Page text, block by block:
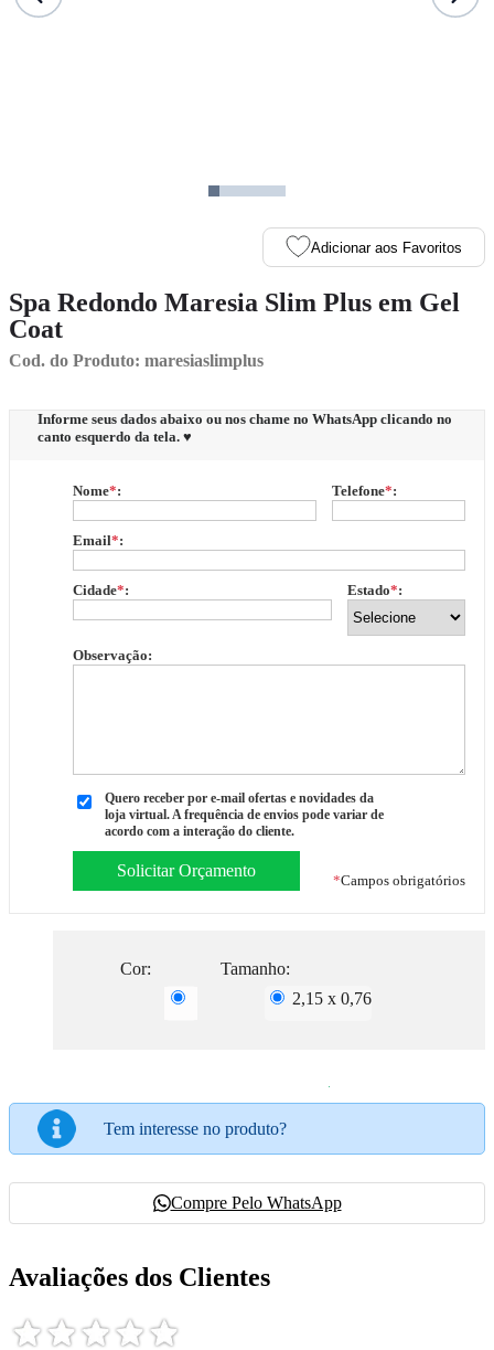
Adicionar aos Favoritos
Spa Redondo Maresia Slim Plus em Gel
Coat
Cod. do Produto: maresiaslimplus
Informe seus dados abaixo ou nos chame no WhatsApp clicando no
canto esquerdo da tela. ♥
Nome*: Telefone*:
Email*:
Cidade*: Estado*:
Observação:
Quero receber por e-mail ofertas e novidades da
loja virtual. A frequência de envios pode variar de
acordo com a interação do cliente.
*Campos obrigatórios
Cor:
Tamanho:
2,15 x 0,76
Tem interesse no produto?
Compre Pelo WhatsApp
Avaliações dos Clientes